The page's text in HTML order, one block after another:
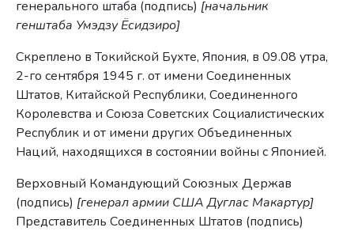
генерального штаба (подпись) [начальник
генштаба Умэдзу Ёсидзиро]
Скреплено в Токийской Бухте, Япония, в 09.08 утра,
2-го сентября 1945 г. от имени Соединенных
Штатов, Китайской Республики, Соединенного
Королевства и Союза Советских Социалистических
Республик и от имени других Объединенных
Наций, находящихся в состоянии войны с Японией.
Верховный Командующий Союзных Держав
(подпись) [генерал армии США Дуглас Макартур]
Представитель Соединенных Штатов (подпись)